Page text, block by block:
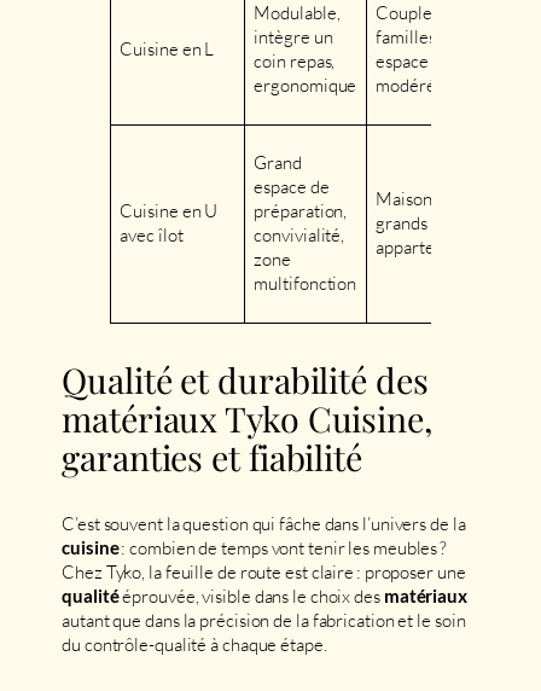
Cuisine en L
Modulable,
intègre un
coin repas,
ergonomique
Couples,
familles avec
espace
modéré
Cuisine en U
avec îlot
Grand
espace de
préparation,
convivialité,
zone
multifonction
Maisons ou
grands
appartements
Qualité et durabilité des
matériaux Tyko Cuisine,
garanties et fiabilité
C’est souvent la question qui fâche dans l’univers de la
cuisine: combien de temps vont tenir les meubles ?
Chez Tyko, la feuille de route est claire : proposer une
qualitééprouvée, visible dans le choix des matériaux
autant que dans la précision de la fabrication et le soin
du contrôle-qualité à chaque étape.